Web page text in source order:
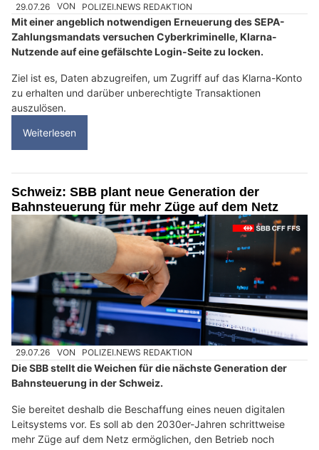
29.07.26 VON POLIZEI.NEWS REDAKTION
Mit einer angeblich notwendigen Erneuerung des SEPA-
Zahlungsmandats versuchen Cyberkriminelle, Klarna-
Nutzende auf eine gefälschte Login-Seite zu locken.
Ziel ist es, Daten abzugreifen, um Zugriff auf das Klarna-Konto
zu erhalten und darüber unberechtigte Transaktionen
auszulösen.
Weiterlesen
Schweiz: SBB plant neue Generation der
Bahnsteuerung für mehr Züge auf dem Netz
29.07.26 VON POLIZEI.NEWS REDAKTION
Die SBB stellt die Weichen für die nächste Generation der
Bahnsteuerung in der Schweiz.
Sie bereitet deshalb die Beschaffung eines neuen digitalen
Leitsystems vor. Es soll ab den 2030er-Jahren schrittweise
mehr Züge auf dem Netz ermöglichen, den Betrieb noch